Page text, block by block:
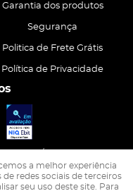
Garantia dos produtos
Segurança
Politica de Frete Grátis
Política de Privacidade
a melhor experiência
redes sociais de terceiros
seu uso deste site. Para